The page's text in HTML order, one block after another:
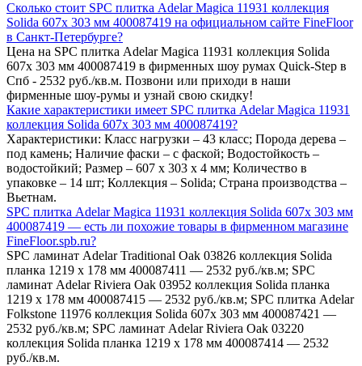
Сколько стоит SPC плитка Adelar Magica 11931 коллекция
Solida 607x 303 мм 400087419 на официальном сайте FineFloor
в Санкт-Петербурге?
Цена на SPC плитка Adelar Magica 11931 коллекция Solida
607x 303 мм 400087419 в фирменных шоу румах Quick-Step в
Спб - 2532 руб./кв.м. Позвони или приходи в наши
фирменные шоу-румы и узнай свою скидку!
Какие характеристики имеет SPC плитка Adelar Magica 11931
коллекция Solida 607x 303 мм 400087419?
Характеристики: Класс нагрузки – 43 класс; Порода дерева –
под камень; Наличие фаски – с фаской; Водостойкость –
водостойкий; Размер – 607 х 303 х 4 мм; Количество в
упаковке – 14 шт; Коллекция – Solida; Страна производства –
Вьетнам.
SPC плитка Adelar Magica 11931 коллекция Solida 607x 303 мм
400087419 — есть ли похожие товары в фирменном магазине
FineFloor.spb.ru?
SPC ламинат Adelar Traditional Oak 03826 коллекция Solida
планка 1219 x 178 мм 400087411 — 2532 руб./кв.м; SPC
ламинат Adelar Riviera Oak 03952 коллекция Solida планка
1219 x 178 мм 400087415 — 2532 руб./кв.м; SPC плитка Adelar
Folkstone 11976 коллекция Solida 607x 303 мм 400087421 —
2532 руб./кв.м; SPC ламинат Adelar Riviera Oak 03220
коллекция Solida планка 1219 x 178 мм 400087414 — 2532
руб./кв.м.